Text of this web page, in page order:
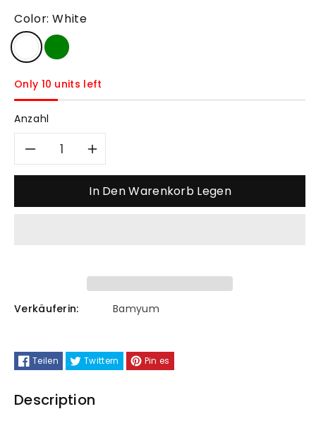
Color:White
Only 10 units left
Anzahl
Verringere
Einzelner
Kronleuchter
Kopfteil
aus
Holz
Erhöhe
die
Einzelner
Kronleuchter
Kopfteil
aus
Holz
In Den Warenkorb Legen
Verkäuferin: Bamyum
Teilen Twittern Pin es
Description